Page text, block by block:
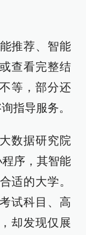
推荐、智能
查看完整结
等，部分还
指导服务。
数据研究院
序，其智能
适的大学。
试科目、高
却发现仅展